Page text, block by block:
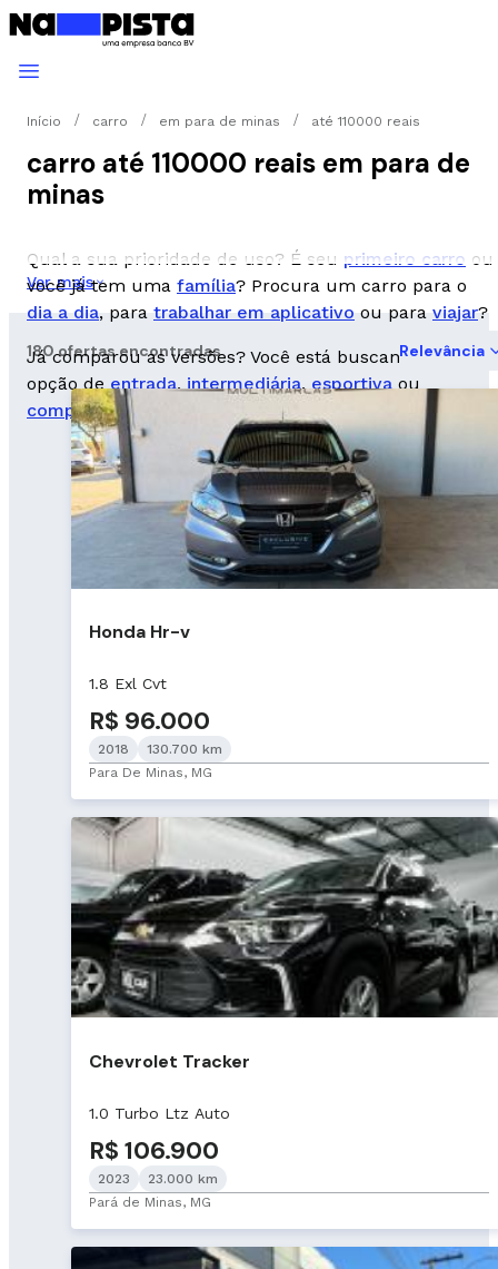
Início carro em para de minas até 110000 reais
carro até 110000 reais em para de
minas
Qual a sua prioridade de uso? É seu primeiro carro ou
você já tem uma família? Procura um carro para o
dia a dia, para trabalhar em aplicativo ou para viajar?
Já comparou as versões? Você está buscando uma
opção deentrada,intermediária,esportivaou
completa?
Ver mais
180 ofertas encontradas Relevância
Honda Hr-v
1.8 Exl Cvt
R$ 96.000
2018
130.700 km
Para De Minas, MG
Chevrolet Tracker
1.0 Turbo Ltz Auto
R$ 106.900
2023
23.000 km
Pará de Minas, MG